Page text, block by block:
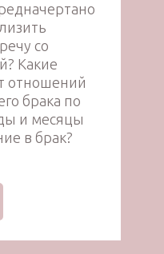
со
Какие
отношений
брака по
и месяцы
в брак?